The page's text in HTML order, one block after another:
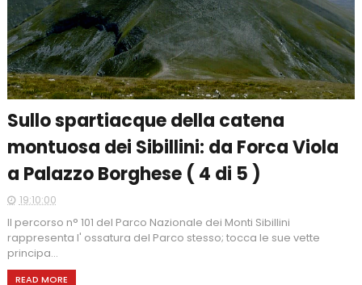
Sullo spartiacque della catena
montuosa dei Sibillini: da Forca Viola
a Palazzo Borghese ( 4 di 5 )
19:10:00
Il percorso n° 101 del Parco Nazionale dei Monti Sibillini
rappresenta l' ossatura del Parco stesso; tocca le sue vette
principa...
READ MORE